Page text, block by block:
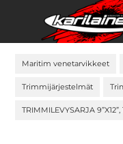
Maritim venetarvikkeet
Trimmijärjestelmät
TRIMMILEVYSARJA 9”X12”,